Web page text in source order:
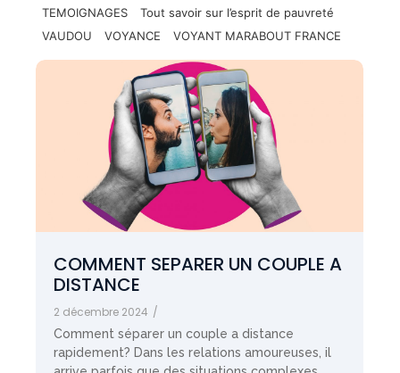
TEMOIGNAGES
Tout savoir sur l’esprit de pauvreté
VAUDOU
VOYANCE VOYANT MARABOUT FRANCE
COMMENT SEPARER UN COUPLE A
DISTANCE
2 décembre 2024 /
Comment séparer un couple a distance
rapidement? Dans les relations amoureuses, il